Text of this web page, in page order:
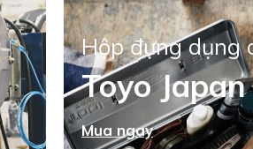
Hộp đựng dụng
Toyo Japan
Mua ngay